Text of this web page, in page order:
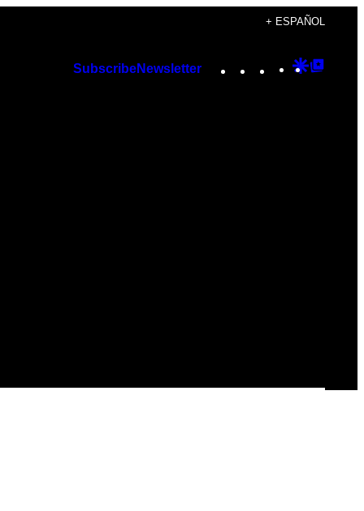
+ ESPAÑOL
SubscribeNewsletter Instagram
TikTok
YouTube
Google